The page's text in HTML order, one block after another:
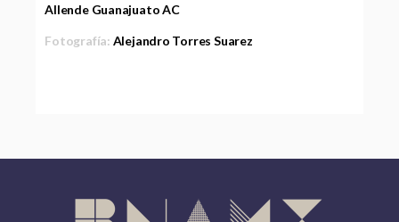
Allende Guanajuato AC
Fotografía: Alejandro Torres Suarez